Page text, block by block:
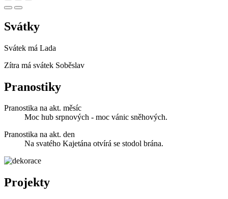
Svátky
Svátek má Lada
Zítra má svátek Soběslav
Pranostiky
Pranostika na akt. měsíc
Moc hub srpnových - moc vánic sněhových.
Pranostika na akt. den
Na svatého Kajetána otvírá se stodol brána.
Projekty